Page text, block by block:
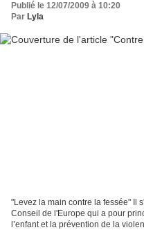
Publié le 12/07/2009 à 10:20
Par Lyla
"Levez la main contre la fessée" Il
Conseil de l'Europe qui a pour
l’enfant et la prévention de la